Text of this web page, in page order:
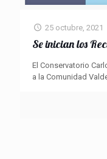
25 octubre, 2021
Se inician los
El Conservatorio
a la Comunidad